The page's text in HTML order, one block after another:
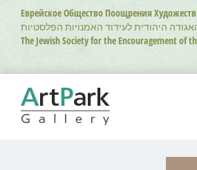
Перейти
основному
содержанию
Еврейское Общество Поощрения Художеств
היהודית לעידוד האמנויות הפלסטיות
The Jewish Society for the Encouragement of